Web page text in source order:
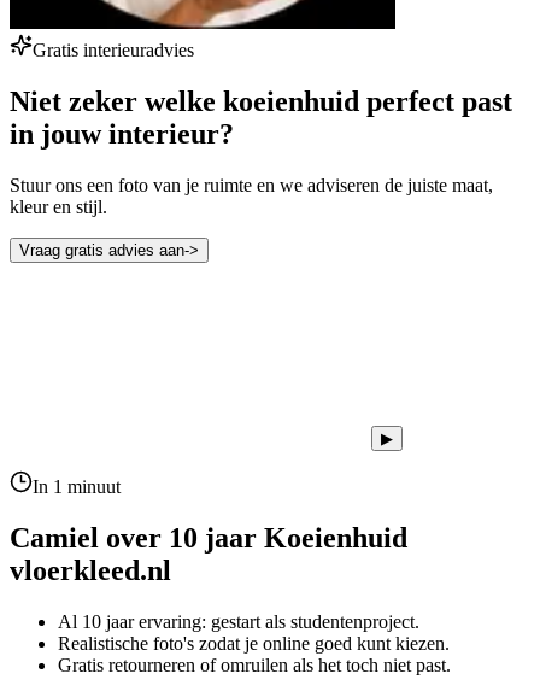
Gratis interieuradvies
Niet zeker welke koeienhuid perfect past
in jouw interieur?
Stuur ons een foto van je ruimte en we adviseren de juiste maat,
kleur en stijl.
Vraag gratis advies aan->
▶
In 1 minuut
Camiel over 10 jaar Koeienhuid
vloerkleed.nl
Al 10 jaar ervaring: gestart als studentenproject.
Realistische foto's zodat je online goed kunt kiezen.
Gratis retourneren of omruilen als het toch niet past.